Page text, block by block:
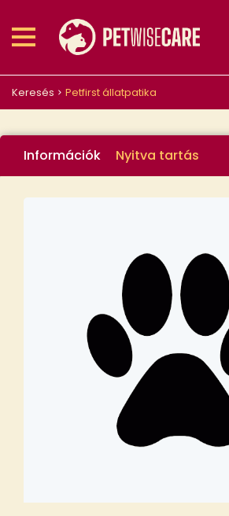
Keresés Petfirst állatpatika
Információk Nyitva tartás